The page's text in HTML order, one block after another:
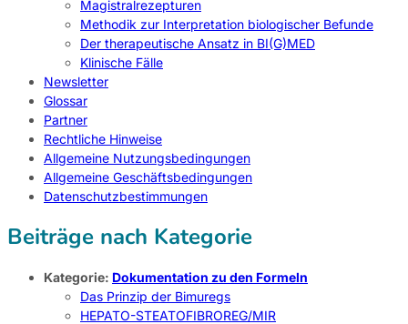
Magistralrezepturen
Methodik zur Interpretation biologischer Befunde
Der therapeutische Ansatz in BI(G)MED
Klinische Fälle
Newsletter
Glossar
Partner
Rechtliche Hinweise
Allgemeine Nutzungsbedingungen
Allgemeine Geschäftsbedingungen
Datenschutzbestimmungen
Beiträge nach Kategorie
Kategorie: Dokumentation zu den Formeln
Das Prinzip der Bimuregs
HEPATO-STEATOFIBROREG/MIR